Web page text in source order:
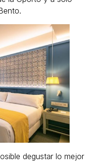
degustar lo mejor